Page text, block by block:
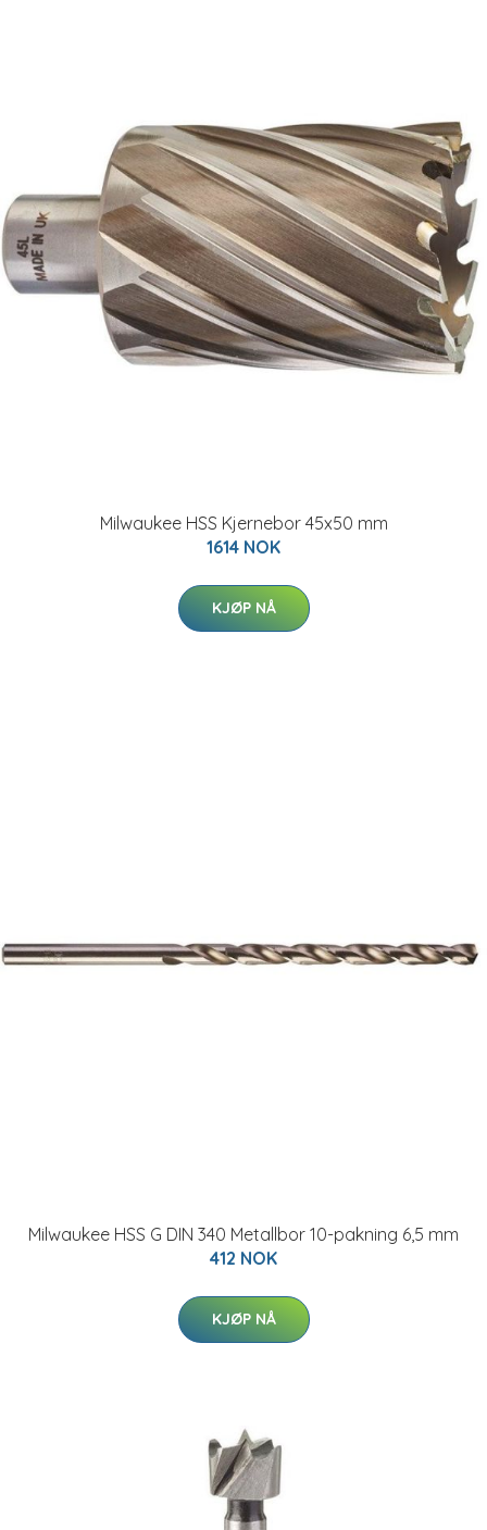
Milwaukee HSS Kjernebor 45x50 mm
1614 NOK
KJØP NÅ
Milwaukee HSS G DIN 340 Metallbor 10-pakning 6,5 mm
412 NOK
KJØP NÅ